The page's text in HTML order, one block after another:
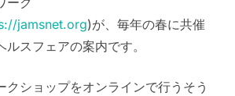
jamsnet.org)が、毎年の春に共催
ルスフェアの案内です。
クショップをオンラインで行うそう